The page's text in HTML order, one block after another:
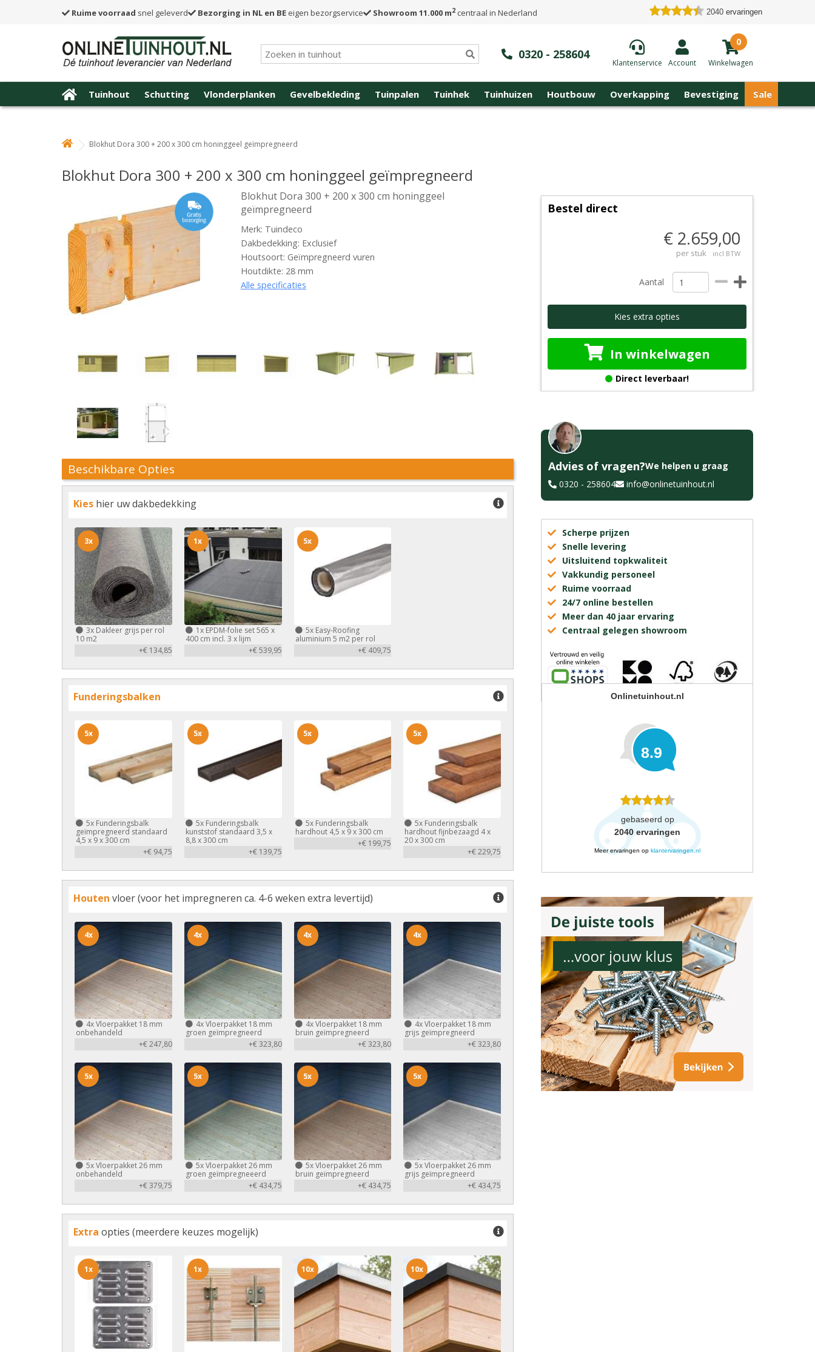
Ruime voorraad snel geleverd Bezorging in NL en BE eigen bezorgservice Showroom 11.000 m2centraal in Nederland 2040 ervaringen
0320 - 258604
Klantenservice Account
0
Winkelwagen
Tuinhout Schutting Vlonderplanken Gevelbekleding Tuinpalen Tuinhek Tuinhuizen Houtbouw Overkapping Bevestiging Sale
Blokhut Dora 300 + 200 x 300 cm honinggeel geïmpregneerd
Blokhut Dora 300 + 200 x 300 cm honinggeel geïmpregneerd
Blokhut Dora 300 + 200 x 300 cm honinggeel
geïmpregneerd
Merk: Tuindeco
Dakbedekking: Exclusief
Houtsoort: Geïmpregneerd vuren
Houtdikte: 28 mm
Alle specificaties
Beschikbare Opties
Kies hier uw dakbedekking
3x Dakleer grijs per rol
10 m2
+€ 134,85
3x
1xEPDM-folie set 565 x
400 cm incl. 3 x lijm
+€ 539,95
1x
5xEasy-Roofing
aluminium 5 m2 per rol
+€ 409,75
5x
Funderingsbalken
5x Funderingsbalk
geïmpregneerd standaard
4,5 x 9 x 300 cm
+€ 94,75
5x
5xFunderingsbalk
kunststof standaard 3,5 x
8,8 x 300 cm
+€ 139,75
5x
5xFunderingsbalk
hardhout 4,5 x 9 x 300 cm
+€ 199,75
5x
5x Funderingsbalk
hardhout fijnbezaagd 4 x
20 x 300 cm
+€ 229,75
5x
Houten vloer (voor het impregneren ca. 4-6 weken extra levertijd)
4xVloerpakket 18 mm
onbehandeld
+€ 247,80
4x
4xVloerpakket 18 mm
groen geïmpregneerd
+€ 323,80
4x
4xVloerpakket 18 mm
bruin geïmpregneerd
+€ 323,80
4x
4xVloerpakket 18 mm
grijs geïmpregneerd
+€ 323,80
4x
5xVloerpakket 26 mm
onbehandeld
+€ 379,75
5x
5xVloerpakket 26 mm
groen geïmpregneeerd
+€ 434,75
5x
5xVloerpakket 26 mm
bruin geïmpregneerd
+€ 434,75
5x
5xVloerpakket 26 mm
grijs geïmpregneerd
+€ 434,75
5x
Extra opties (meerdere keuzes mogelijk)
1x 1x 10x 10x
Bestel direct
€ 2.659,00
per stuk incl BTW
Aantal
Kies extra opties
In winkelwagen
Direct leverbaar!
Advies of vragen?We helpen u graag
0320 - 258604
info@onlinetuinhout.nl
Scherpe prijzen
Snelle levering
Uitsluitend topkwaliteit
Vakkundig personeel
Ruime voorraad
24/7 online bestellen
Meer dan 40 jaar ervaring
Centraal gelegen showroom
Onlinetuinhout.nl
8.9
gebaseerd op
2040 ervaringen
Meer ervaringen op klantervaringen.nl